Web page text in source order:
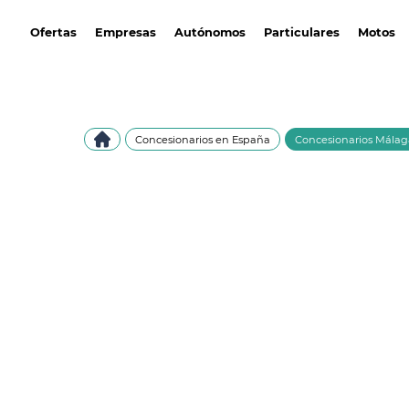
Ofertas Empresas Autónomos Particulares Motos
Concesionarios en España Concesionarios